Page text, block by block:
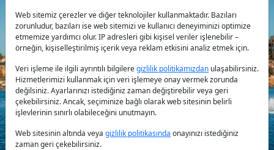
Previous Next
Web sitemiz çerezler ve diğer teknolojiler kullanmaktadır. Bazıları
zorunludur, bazıları ise web sitemizi ve kullanıcı deneyiminizi optimize
etmemize yardımcı olur. IP adresleri gibi kişisel veriler işlenebilir –
örneğin, kişiselleştirilmiş içerik veya reklam etkisini analiz etmek için.
Veri işleme ile ilgili ayrıntılı bilgileregizlilik politikamızdan ulaşabilirsiniz.
Hizmetlerimizi kullanmak için veri işlemeye onay vermek zorunda
değilsiniz. Ayarlarınızı istediğiniz zaman değiştirebilir veya geri
çekebilirsiniz. Ancak, seçiminize bağlı olarak web sitesinin belirli
işlevlerinin sınırlı olabileceğini unutmayın.
Web sitesinin altında veya gizlilik politikasında onayınızı istediğiniz
zaman geri çekebilirsiniz.